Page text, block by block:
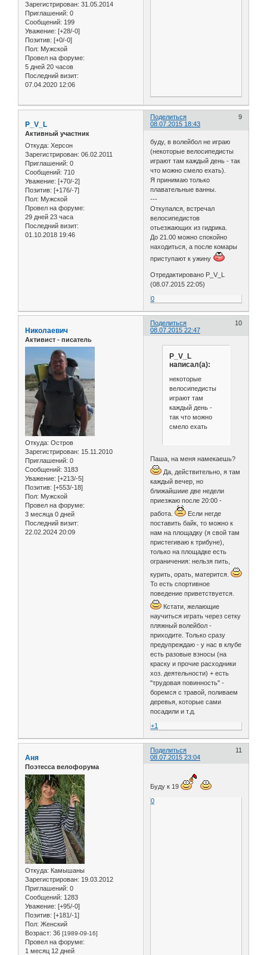
Зарегистрирован: 31.05.2014
Приглашений: 0
Сообщений: 199
Уважение: [+28/-0]
Позитив: [+0/-0]
Пол: Мужской
Провел на форуме:
5 дней 20 часов
Последний визит:
07.04.2020 12:06
Поделиться
9
08.07.2015 18:43
P_V_L
Активный участник
Откуда: Херсон
Зарегистрирован: 06.02.2011
Приглашений: 0
Сообщений: 710
Уважение: [+70/-2]
Позитив: [+176/-7]
Пол: Мужской
Провел на форуме:
29 дней 23 часа
Последний визит:
01.10.2018 19:46
буду, в волейбол не играю
(некоторые велосипедисты
играют там каждый день - так
что можно смело ехать).
Я принимаю только
плавательные ванны.
---
Откупался, встречал
велосипедистов
отьезжающих из гидрика.
До 21.00 можно спокойно
находиться, а после комары
приступают к ужину
Отредактировано P_V_L
(08.07.2015 22:05)
0
Поделиться
10
08.07.2015 22:47
Николаевич
Активист - писатель
Откуда: Остров
Зарегистрирован: 15.11.2010
Приглашений: 0
Сообщений: 3183
Уважение: [+213/-5]
Позитив: [+553/-18]
Пол: Мужской
Провел на форуме:
3 месяца 0 дней
Последний визит:
22.02.2024 20:09
P_V_L
написал(а):
некоторые
велосипедисты
играют там
каждый день -
так что можно
смело ехать
Паша, на меня намекаешь?
Да, действительно, я там
каждый вечер, но
ближайшиие две недели
приезжаю после 20:00 -
работа.
Если негде
поставить байк, то можно к
нам на площадку (я свой там
пристегиваю к трибуне),
только на площадке есть
ограничения: нельзя пить,
курить, орать, матерится.
То есть спортивное
поведение приветствуется.
Кстати, желающие
научиться играть через сетку
пляжный волейбол -
приходите. Только сразу
предупреждаю - у нас в клубе
есть разовые взносы (на
краску и прочие расходники
хоз. деятельности) + есть
"трудовая повинность" -
боремся с травой, поливаем
деревья, которые сами
посадили и т.д.
+1
Поделиться
11
08.07.2015 23:04
Аня
Поэтесса велофорума
Откуда: Камышаны
Зарегистрирован: 19.03.2012
Приглашений: 0
Сообщений: 1283
Уважение: [+95/-0]
Позитив: [+181/-1]
Пол: Женский
Возраст: 36 [1989-09-16]
Провел на форуме:
1 месяц 12 дней
Буду к 19
0